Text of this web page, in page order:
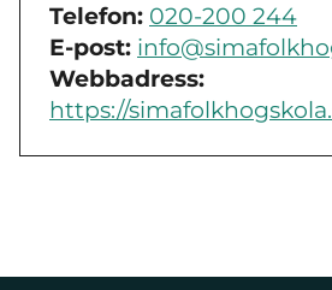
Telefon: 020-200 244
E-post:
Webbadress:
https://